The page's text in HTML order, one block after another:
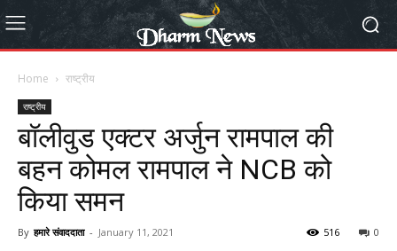
Home राष्ट्रीय
राष्ट्रीय
बॉलीवुड एक्टर अर्जुन रामपाल की
बहन कोमल रामपाल ने NCB को
किया समन
By हमारे संवाददाता - January 11, 2021 0
516